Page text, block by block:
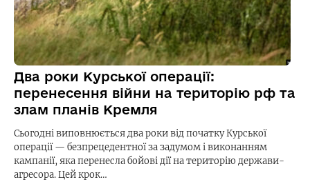
Два роки Курської операції:
перенесення війни на територію рф та
злам планів Кремля
Сьогодні виповнюється два роки від початку Курської
операції — безпрецедентної за задумом і виконанням
кампанії, яка перенесла бойові дії на територію держави-
агресора. Цей крок…